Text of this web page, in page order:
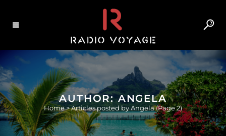
AUTHOR: ANGELA
Home>Articles posted by Angela(Page 2)